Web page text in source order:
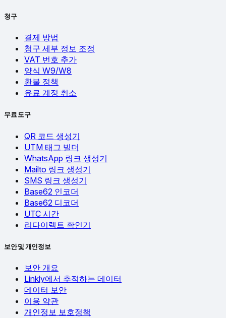
청구
결제 방법
청구 세부 정보 조정
VAT 번호 추가
양식 W9/W8
환불 정책
유료 계정 취소
무료 도구
QR 코드 생성기
UTM 태그 빌더
WhatsApp 링크 생성기
Mailto 링크 생성기
SMS 링크 생성기
Base62 인코더
Base62 디코더
UTC 시간
리다이렉트 확인기
보안 및 개인정보
보안 개요
Linkly에서 추적하는 데이터
데이터 보안
이용 약관
개인정보 보호정책